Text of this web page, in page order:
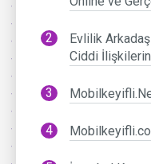
Evlilik
Ciddi